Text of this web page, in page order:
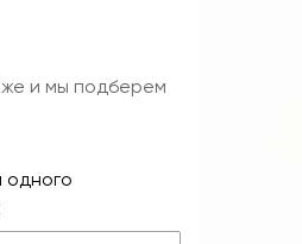
и мы подберем
одного